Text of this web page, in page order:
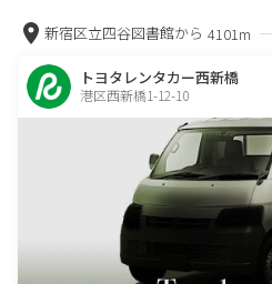
新宿区立四谷図書館から 4101m
トヨタレンタカー西新橋
港区西新橋1-12-10